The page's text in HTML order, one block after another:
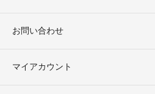
お問い合わせ
マイアカウント